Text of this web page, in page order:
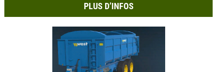
PLUS D’INFOS